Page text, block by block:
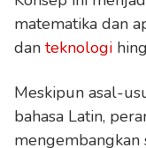
matematika dan
dan teknologi
Meskipun asal-
bahasa Latin,
mengembangkan